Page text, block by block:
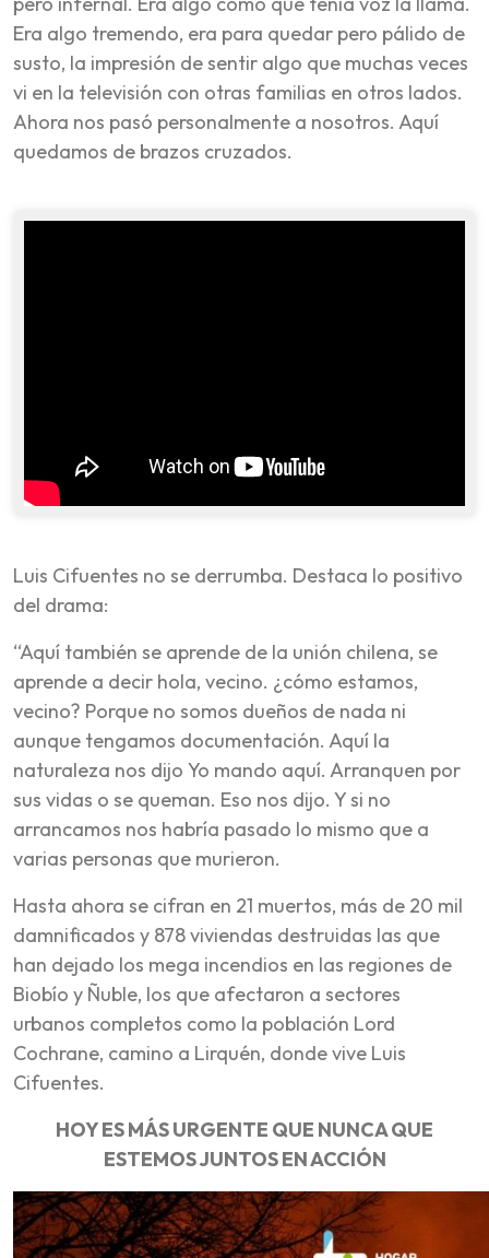
Era algo tremendo, era para quedar pero pálido de
susto, la impresión de sentir algo que muchas veces
vi en la televisión con otras familias en otros lados.
Ahora nos pasó personalmente a nosotros. Aquí
quedamos de brazos cruzados.
Luis Cifuentes no se derrumba. Destaca lo positivo
del drama:
“Aquí también se aprende de la unión chilena, se
aprende a decir hola, vecino. ¿cómo estamos,
vecino? Porque no somos dueños de nada ni
aunque tengamos documentación. Aquí la
naturaleza nos dijo Yo mando aquí. Arranquen por
sus vidas o se queman. Eso nos dijo. Y si no
arrancamos nos habría pasado lo mismo que a
varias personas que murieron.
Hasta ahora se cifran en 21 muertos, más de 20 mil
damnificados y 878 viviendas destruidas las que
han dejado los mega incendios en las regiones de
Biobío y Ñuble, los que afectaron a sectores
urbanos completos como la población Lord
Cochrane, camino a Lirquén, donde vive Luis
Cifuentes.
HOY ES MÁS URGENTE QUE NUNCA QUE
ESTEMOS JUNTOS EN ACCIÓN